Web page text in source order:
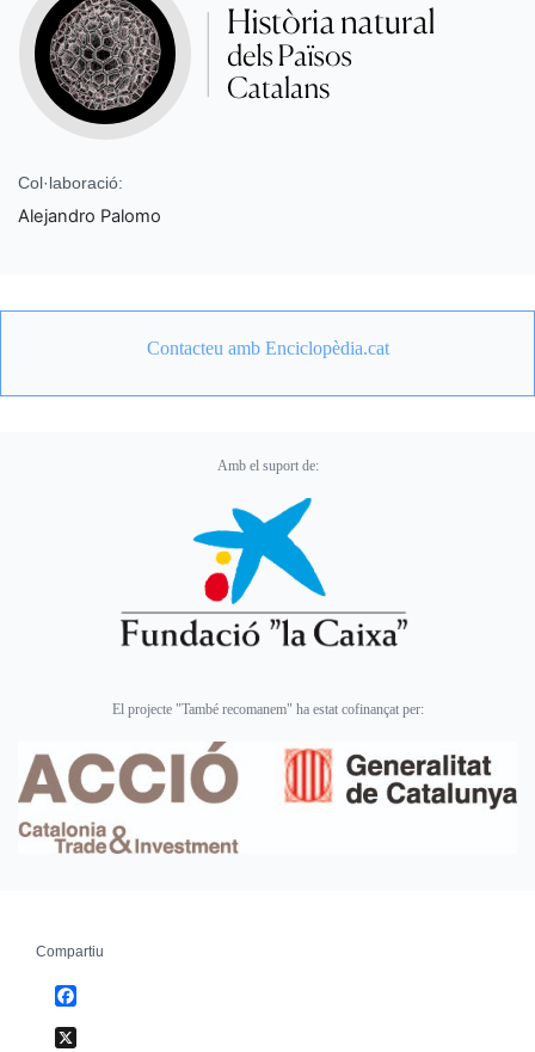
Col·laboració:
Alejandro Palomo
Contacteu amb Enciclopèdia.cat
Amb el suport de:
El projecte "També recomanem" ha estat cofinançat per:
Compartiu